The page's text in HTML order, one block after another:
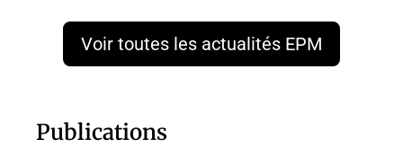
Voir toutes les actualités EPM
Publications